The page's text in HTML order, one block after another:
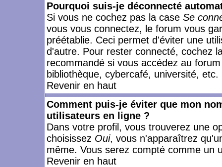
Pourquoi suis-je déconnecté
Si vous ne cochez pas la case Se
vous vous connectez, le forum vous
préétablie. Ceci permet d'éviter une
d'autre. Pour rester connecté, cochez
recommandé si vous accédez au
bibliothèque, cybercafé, université, etc.
Revenir en haut
Comment puis-je éviter que mon
utilisateurs en ligne ?
Dans votre profil, vous trouverez une
choisissez Oui, vous n'apparaîtrez
même. Vous serez compté comme un
Revenir en haut